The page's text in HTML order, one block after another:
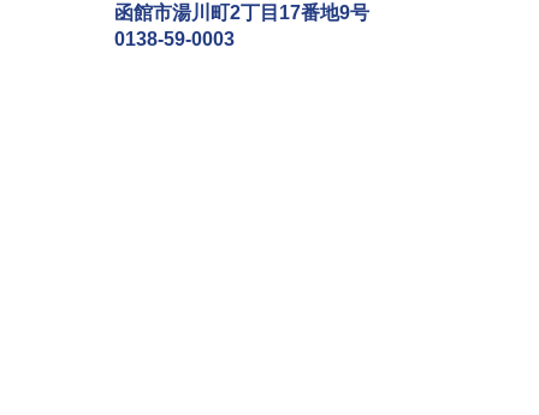
函館市湯川町2丁目17番地9号
0138-59-0003